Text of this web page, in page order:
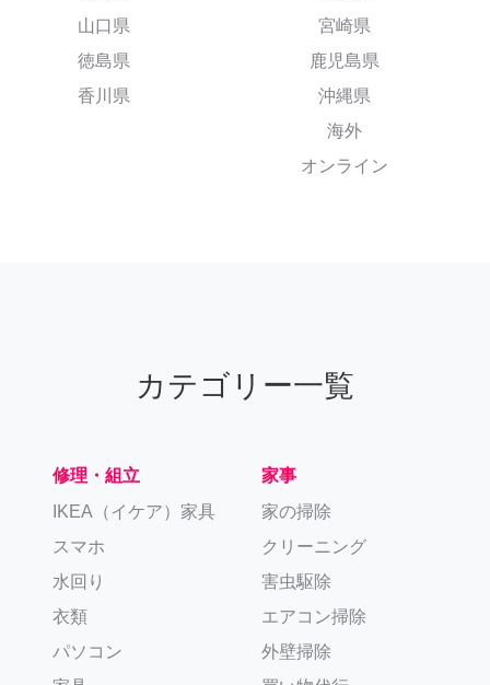
山口県
徳島県
香川県
宮崎県
鹿児島県
沖縄県
海外
オンライン
カテゴリー一覧
修理・組立
IKEA（イケア）家具
スマホ
水回り
衣類
パソコン
家事
家の掃除
クリーニング
害虫駆除
エアコン掃除
外壁掃除